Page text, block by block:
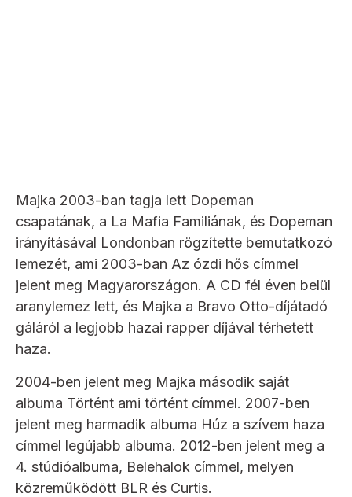
Majka 2003-ban tagja lett Dopeman
csapatának, a La Mafia Familiának, és Dopeman
irányításával Londonban rögzítette bemutatkozó
lemezét, ami 2003-ban Az ózdi hős címmel
jelent meg Magyarországon. A CD fél éven belül
aranylemez lett, és Majka a Bravo Otto-díjátadó
gáláról a legjobb hazai rapper díjával térhetett
haza.
2004-ben jelent meg Majka második saját
albuma Történt ami történt címmel. 2007-ben
jelent meg harmadik albuma Húz a szívem haza
címmel legújabb albuma. 2012-ben jelent meg a
4. stúdióalbuma, Belehalok címmel, melyen
közreműködött BLR és Curtis.